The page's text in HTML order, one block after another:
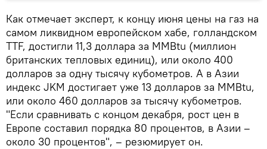
Как отмечает эксперт, к концу июня цены на газ на
самом ликвидном европейском хабе, голландском
TTF, достигли 11,3 доллара за MMBtu (миллион
британских тепловых единиц), или около 400
долларов за одну тысячу кубометров. А в Азии
индекс JKM достигает уже 13 долларов за MMBtu,
или около 460 долларов за тысячу кубометров.
"Если сравнивать с концом декабря, рост цен в
Европе составил порядка 80 процентов, в Азии –
около 30 процентов", – резюмирует он.